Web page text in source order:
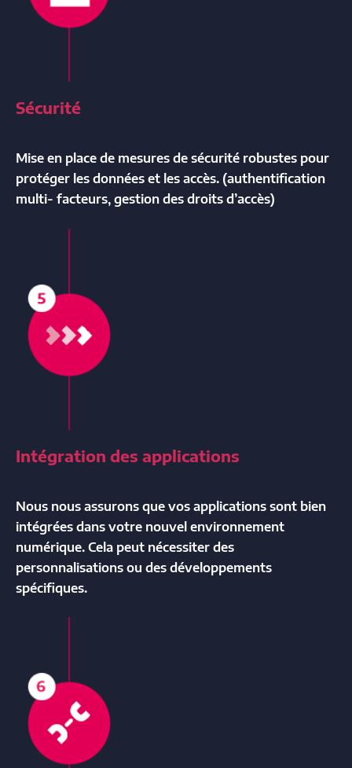
Sécurité
Mise en place de mesures de sécurité robustes pour
protéger les données et les accès. (authentification
multi- facteurs, gestion des droits d’accès)
Intégration des applications
Nous nous assurons que vos applications sont bien
intégrées dans votre nouvel environnement
numérique. Cela peut nécessiter des
personnalisations ou des développements
spécifiques.